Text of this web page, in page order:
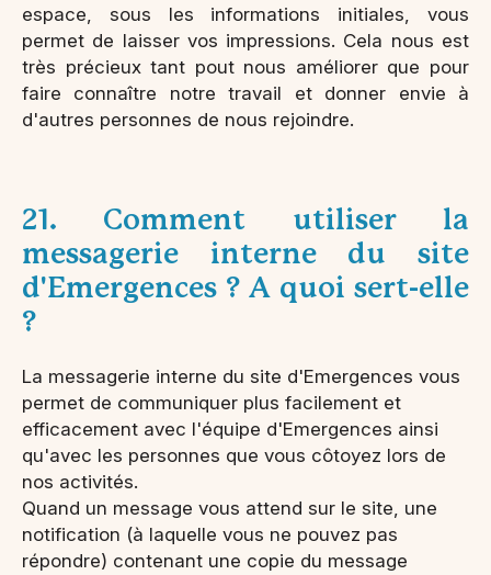
espace, sous les informations initiales, vous
permet de laisser vos impressions. Cela nous est
très précieux tant pout nous améliorer que pour
faire connaître notre travail et donner envie à
d'autres personnes de nous rejoindre.
21. Comment utiliser la
messagerie interne du site
d'Emergences ? A quoi sert-elle
?
La messagerie interne du site d'Emergences vous
permet de communiquer plus facilement et
efficacement avec l'équipe d'Emergences ainsi
qu'avec les personnes que vous côtoyez lors de
nos activités.
Quand un message vous attend sur le site, une
notification (à laquelle vous ne pouvez pas
répondre) contenant une copie du message